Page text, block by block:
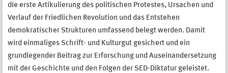
die erste Artikulierung des politischen Protestes, Ursachen und
Verlauf der Friedlichen Revolution und das Entstehen
demokratischer Strukturen umfassend belegt werden. Damit
wird einmaliges Schrift- und Kulturgut gesichert und ein
grundlegender Beitrag zur Erforschung und Auseinandersetzung
mit der Geschichte und den Folgen der SED-Diktatur geleistet.